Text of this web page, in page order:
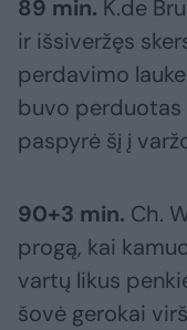
89 min. K.de
ir išsiveržęs
perdavimo
buvo perduotas
paspyrė šį į
90+3 min. Ch.
progą, kai
vartų likus
šovė gerokai